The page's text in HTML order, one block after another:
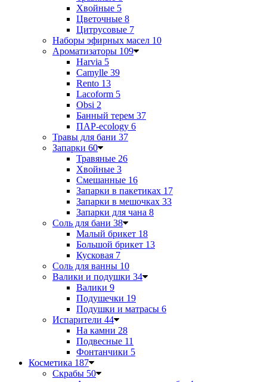
Хвойные 5
Цветочные 8
Цитрусовые 7
Наборы эфирных масел 10
Ароматизаторы 109
Harvia 5
Camylle 39
Rento 13
Lacoform 5
Obsi 2
Банный терем 37
ПАР-ecology 6
Травы для бани 37
Запарки 60
Травяные 26
Хвойные 3
Смешанные 16
Запарки в пакетиках 17
Запарки в мешочках 33
Запарки для чана 8
Соль для бани 38
Малый брикет 18
Большой брикет 13
Кусковая 7
Соль для ванны 10
Валики и подушки 34
Валики 9
Подушечки 19
Подушки и матрасы 6
Испарители 44
На камни 28
Подвесные 11
Фонтанчики 5
Косметика 187
Скрабы 50